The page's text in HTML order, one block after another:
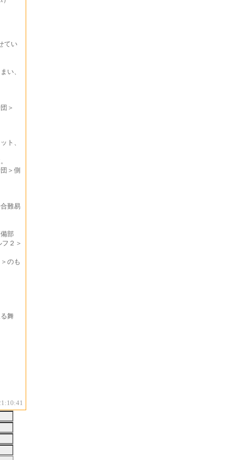
てい
い、
＞
ト、
＞側
難易
部
２＞
のも
舞